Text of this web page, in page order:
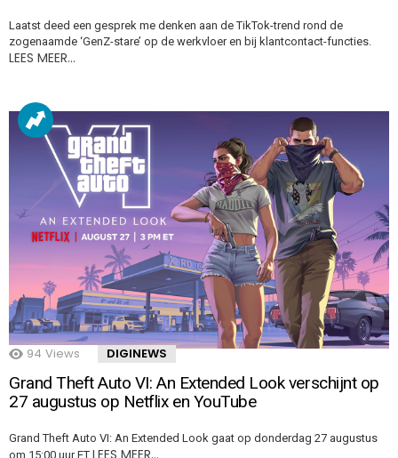
Laatst deed een gesprek me denken aan de TikTok-trend rond de
zogenaamde ‘GenZ-stare’ op de werkvloer en bij klantcontact-functies.
LEES MEER…
94 Views DIGINEWS
Grand Theft Auto VI: An Extended Look verschijnt op
27 augustus op Netflix en YouTube
Grand Theft Auto VI: An Extended Look gaat op donderdag 27 augustus
om 15:00 uur ET